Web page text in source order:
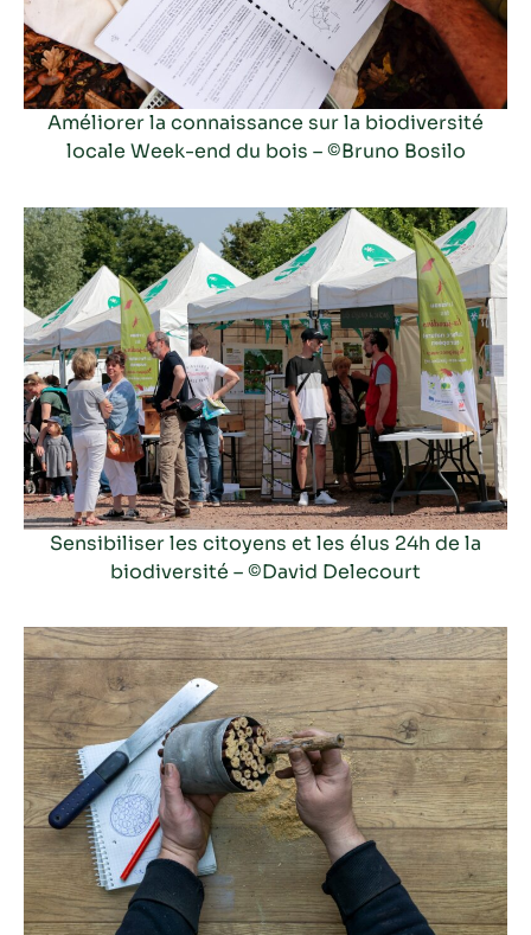
Améliorer la connaissance sur la biodiversité
locale Week-end du bois – ©Bruno Bosilo
Sensibiliser les citoyens et les élus 24h de la
biodiversité – ©David Delecourt